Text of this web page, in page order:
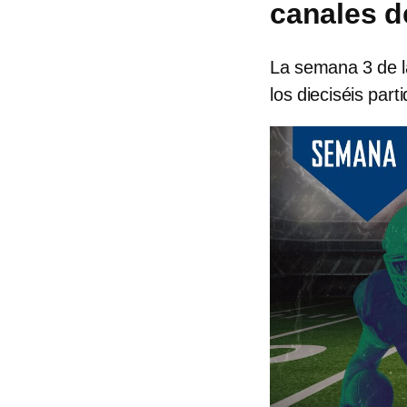
canales
La semana 3 de
los dieciséis